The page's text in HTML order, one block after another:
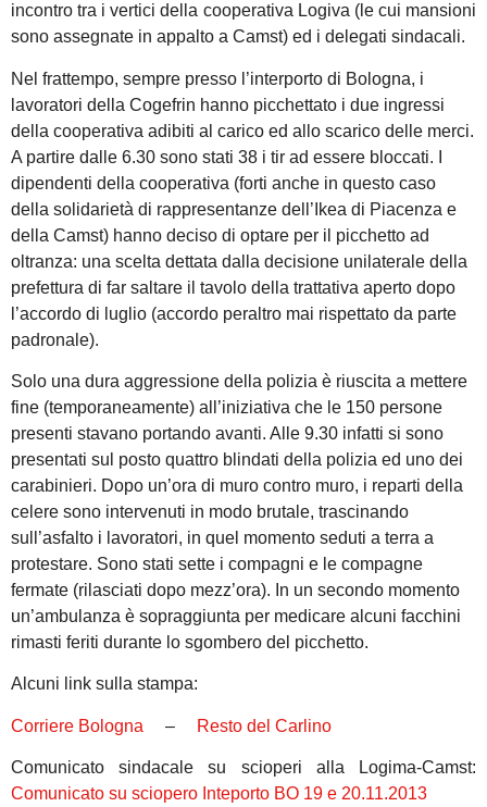
incontro tra i vertici della cooperativa Logiva (le cui mansioni
sono assegnate in appalto a Camst) ed i delegati sindacali.
Nel frattempo, sempre presso l’interporto di Bologna, i
lavoratori della Cogefrin hanno picchettato i due ingressi
della cooperativa adibiti al carico ed allo scarico delle merci.
A partire dalle 6.30 sono stati 38 i tir ad essere bloccati. I
dipendenti della cooperativa (forti anche in questo caso
della solidarietà di rappresentanze dell’Ikea di Piacenza e
della Camst) hanno deciso di optare per il picchetto ad
oltranza: una scelta dettata dalla decisione unilaterale della
prefettura di far saltare il tavolo della trattativa aperto dopo
l’accordo di luglio (accordo peraltro mai rispettato da parte
padronale).
Solo una dura aggressione della polizia è riuscita a mettere
fine (temporaneamente) all’iniziativa che le 150 persone
presenti stavano portando avanti. Alle 9.30 infatti si sono
presentati sul posto quattro blindati della polizia ed uno dei
carabinieri. Dopo un’ora di muro contro muro, i reparti della
celere sono intervenuti in modo brutale, trascinando
sull’asfalto i lavoratori, in quel momento seduti a terra a
protestare. Sono stati sette i compagni e le compagne
fermate (rilasciati dopo mezz’ora). In un secondo momento
un’ambulanza è sopraggiunta per medicare alcuni facchini
rimasti feriti durante lo sgombero del picchetto.
Alcuni link sulla stampa:
Corriere Bologna – Resto del Carlino
Comunicato sindacale su scioperi alla Logima-Camst:
Comunicato su sciopero Inteporto BO 19 e 20.11.2013